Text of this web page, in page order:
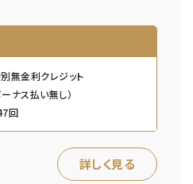
無金利クレジット
ナス払い無し）
回
詳しく見る